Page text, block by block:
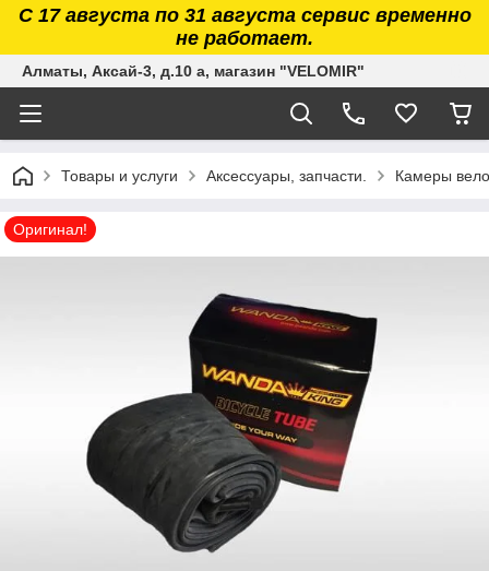
С 17 августа по 31 августа сервис временно
не работает.
Алматы, Аксай-3, д.10 а, магазин "VELOMIR"
Товары и услуги Аксессуары, запчасти. Камеры
Оригинал!